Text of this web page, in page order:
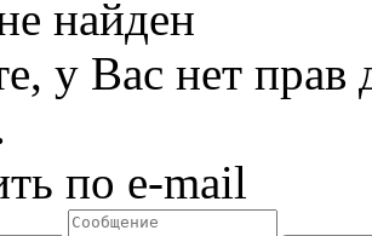
найден
у Вас нет прав
по e-mail